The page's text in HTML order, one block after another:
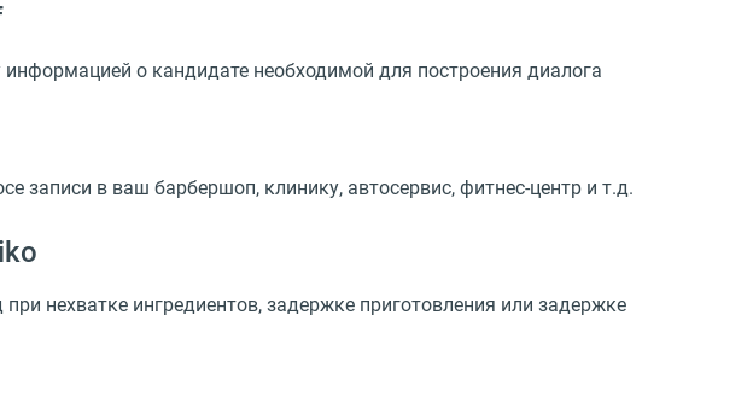
о кандидате необходимой для построения диалога
записи в ваш барбершоп, клинику, автосервис, фитнес-центр и т.д.
нехватке ингредиентов, задержке приготовления или задержке